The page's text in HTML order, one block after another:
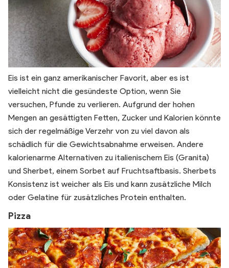
Eis ist ein ganz amerikanischer Favorit, aber es ist
vielleicht nicht die gesündeste Option, wenn Sie
versuchen, Pfunde zu verlieren. Aufgrund der hohen
Mengen an gesättigten Fetten, Zucker und Kalorien könnte
sich der regelmäßige Verzehr von zu viel davon als
schädlich für die Gewichtsabnahme erweisen. Andere
kalorienarme Alternativen zu italienischem Eis (Granita)
und Sherbet, einem Sorbet auf Fruchtsaftbasis. Sherbets
Konsistenz ist weicher als Eis und kann zusätzliche Milch
oder Gelatine für zusätzliches Protein enthalten.
Pizza